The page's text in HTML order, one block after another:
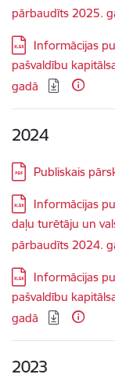
pārbaudīts 2025.
Lejupielādēt:
Informācijas
pašvaldību
gadā
2024
Lejupielādēt:
Publiskais
Lejupielādēt:
Informācijas
daļu turētāju un
pārbaudīts 2024.
Lejupielādēt:
Informācijas
pašvaldību
gadā
2023